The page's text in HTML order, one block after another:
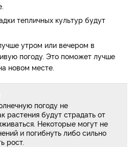
тепличных культур будут
утром или вечером в
погоду. Это поможет лучше
новом месте.
погоду не
растения будут страдать от
Некоторые могут не
и погибнуть либо сильно
рост.